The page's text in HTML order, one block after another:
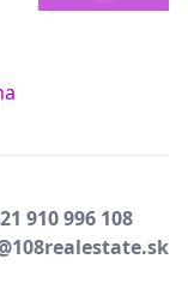
910 996 108